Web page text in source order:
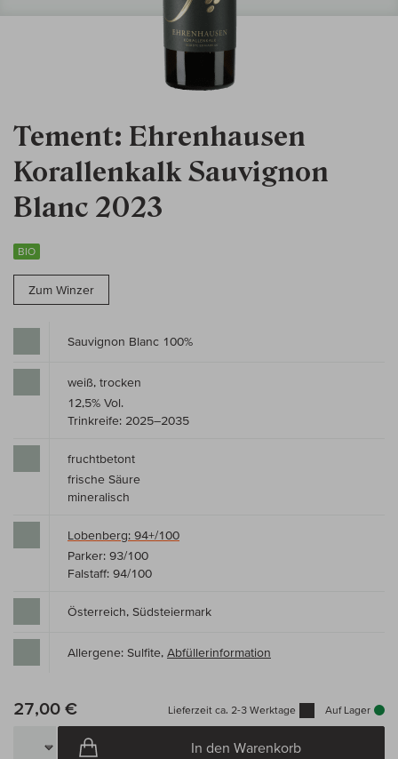
Tement: Ehrenhausen
Korallenkalk Sauvignon
Blanc 2023
BIO
Zum Winzer
Sauvignon Blanc 100%
weiß, trocken
12,5% Vol.
Trinkreife: 2025–2035
fruchtbetont
frische Säure
mineralisch
Lobenberg: 94+/100
Parker: 93/100
Falstaff: 94/100
Österreich, Südsteiermark
Allergene: Sulfite, Abfüllerinformation
27,00 € Lieferzeit ca. 2-3 Werktage Auf Lager
In den Warenkorb